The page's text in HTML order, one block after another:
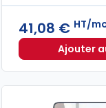
HT/mois
41,08 € HT/
Ajouter